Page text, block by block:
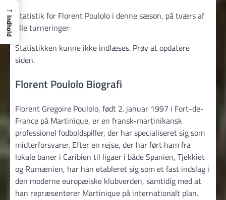
Statistik for Florent Poulolo i denne sæson, på tværs af
alle turneringer:
Statistikken kunne ikke indlæses. Prøv at opdatere
siden.
Florent Poulolo Biografi
Florent Gregoire Poulolo, født 2. januar 1997 i Fort-de-
France på Martinique, er en fransk-martinikansk
professionel fodboldspiller, der har specialiseret sig som
midterforsvarer. Efter en rejse, der har ført ham fra
lokale baner i Caribien til ligaer i både Spanien, Tjekkiet
og Rumænien, har han etableret sig som et fast indslag i
den moderne europæiske klubverden, samtidig med at
han repræsenterer Martinique på internationalt plan.
→
Indhold